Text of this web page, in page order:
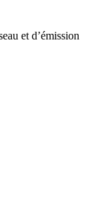
et d’émission